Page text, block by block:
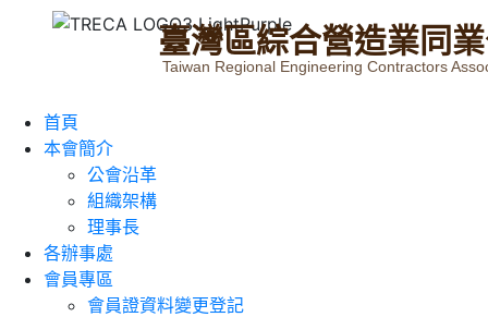
臺灣區綜合營造業同業
Taiwan Regional Engineering Contractors
首頁
本會簡介
公會沿革
組織架構
理事長
各辦事處
會員專區
會員證資料變更登記